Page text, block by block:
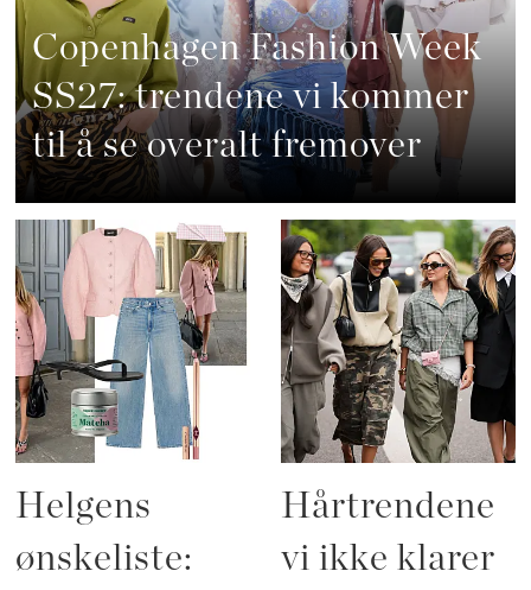
Copenhagen Fashion Week
SS27: trendene vi kommer
til å se overalt fremover
Helgens
ønskeliste:
Hårtrendene
vi ikke klarer